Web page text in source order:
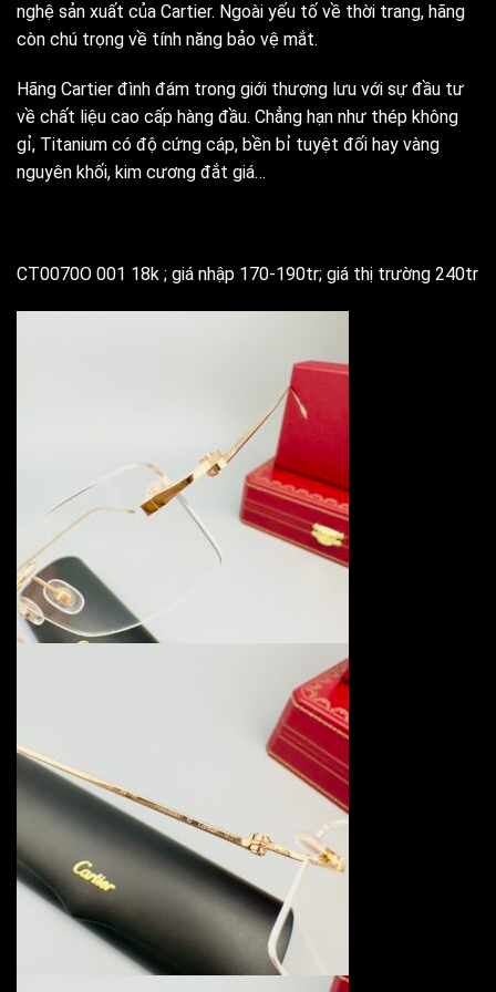
nghệ sản xuất của Cartier. Ngoài yếu tố về thời trang, hãng
còn chú trọng về tính năng bảo vệ mắt.
Hãng Cartier đình đám trong giới thượng lưu với sự đầu tư
về chất liệu cao cấp hàng đầu. Chẳng hạn như thép không
gỉ, Titanium có độ cứng cáp, bền bỉ tuyệt đối hay vàng
nguyên khối, kim cương đắt giá…
CT0070O 001 18k ; giá nhập 170-190tr; giá thị trường 240tr